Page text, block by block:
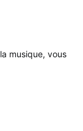
musique, vous